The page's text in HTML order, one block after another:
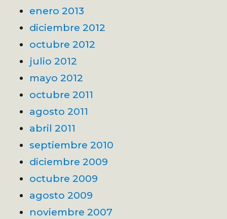
enero 2013
diciembre 2012
octubre 2012
julio 2012
mayo 2012
octubre 2011
agosto 2011
abril 2011
septiembre 2010
diciembre 2009
octubre 2009
agosto 2009
noviembre 2007